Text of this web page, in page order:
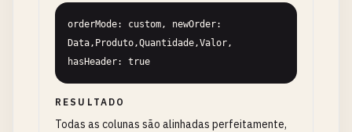
orderMode: custom, newOrder:
Data,Produto,Quantidade,Valor,
hasHeader: true
RESULTADO
Todas as colunas são alinhadas perfeitamente,